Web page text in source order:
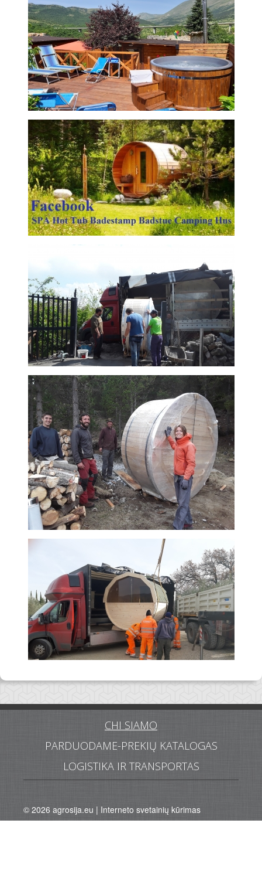
CHI SIAMO
PARDUODAME-PREKIŲ KATALOGAS
LOGISTIKA IR TRANSPORTAS
© 2026 agrosija.eu | Interneto svetainių kūrimas